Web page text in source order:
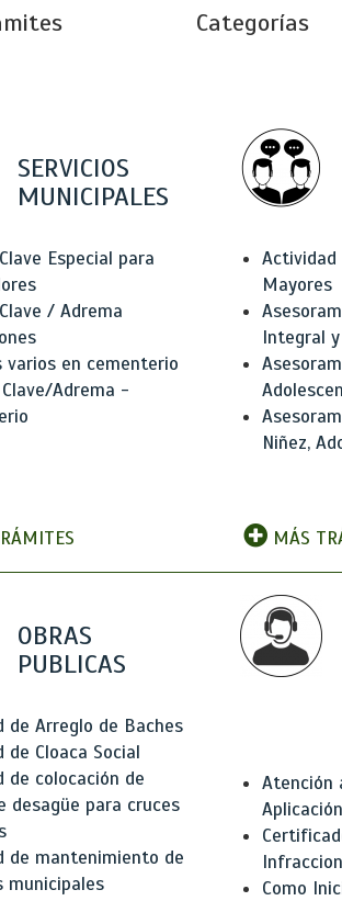
Categorías
SERVICIOS
MUNICIPALES
Especial para
/ Adrema
varios en cementerio
Adrema -
Actividad
Mayores
Integral
Niñez,
MÁS
OBRAS
PUBLICAS
de Arreglo de Baches
de Cloaca Social
de colocación de
desagüe para cruces
de mantenimiento de
municipales
Atención
Como